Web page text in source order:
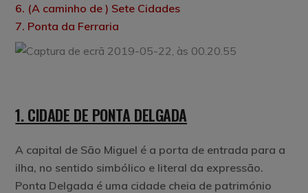
6. (A caminho de ) Sete Cidades
7. Ponta da Ferraria
1. CIDADE DE PONTA DELGADA
A capital de São Miguel é a porta de entrada para a
ilha, no sentido simbólico e literal da expressão.
Ponta Delgada é uma cidade cheia de património